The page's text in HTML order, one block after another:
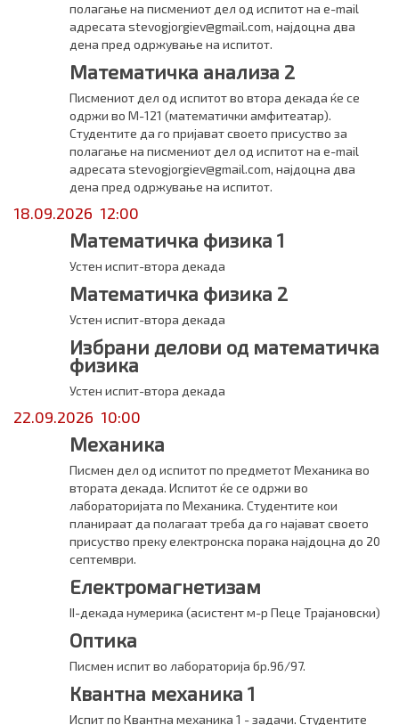
полагање на писмениот дел од испитот на e-mail
адресата stevogjorgiev@gmail.com, најдоцна два
дена пред одржување на испитот.
Математичка анализа 2
Писмениот дел од испитот во втора декада ќе се
одржи во М-121 (математички амфитеатар).
Студентите да го пријават своето присуство за
полагање на писмениот дел од испитот на e-mail
адресата stevogjorgiev@gmail.com, најдоцна два
дена пред одржување на испитот.
18.09.2026 12:00
Математичка физика 1
Устен испит-втора декада
Математичка физика 2
Устен испит-втора декада
Избрани делови од математичка
физика
Устен испит-втора декада
22.09.2026 10:00
Механика
Писмен дел од испитот по предметот Механика во
втората декада. Испитот ќе се одржи во
лабoраторијата по Механика. Студентите кои
планираат да полагаат треба да го најават своето
присуство преку електронска порака најдоцна до 20
септември.
Електромагнетизам
II-декада нумерика (асистент м-р Пеце Трајановски)
Оптика
Писмен испит во лабораторија бр.96/97.
Квантна механика 1
Испит по Квантна механика 1 - задачи. Студентите